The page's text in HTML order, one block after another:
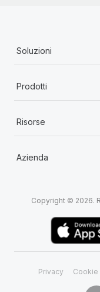
Soluzioni
Prodotti
Risorse
Azienda
Copyright © 2026.
Privacy Cookie